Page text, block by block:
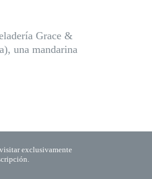
Grace &
una mandarina
exclusivamente